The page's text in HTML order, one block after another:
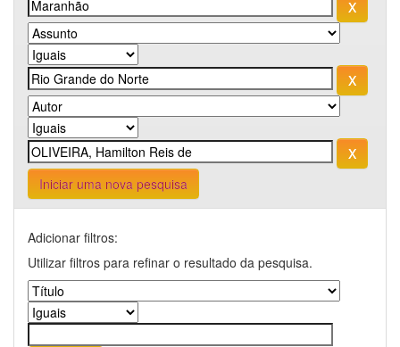
Iniciar uma nova pesquisa
Adicionar filtros:
Utilizar filtros para refinar o resultado da pesquisa.